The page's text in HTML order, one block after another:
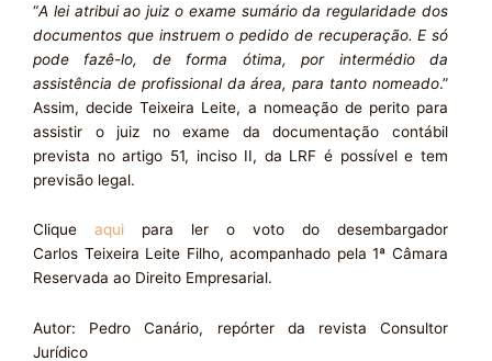
“A lei atribui ao juiz o exame sumário da regularidade dos
documentos que instruem o pedido de recuperação. E só
pode fazê-lo, de forma ótima, por intermédio da
assistência de profissional da área, para tanto nomeado.”
Assim, decide Teixeira Leite, a nomeação de perito para
assistir o juiz no exame da documentação contábil
prevista no artigo 51, inciso II, da LRF é possível e tem
previsão legal.
Clique aqui para ler o voto do desembargador
Carlos Teixeira Leite Filho, acompanhado pela 1ª Câmara
Reservada ao Direito Empresarial.
Autor: Pedro Canário, repórter da revista Consultor
Jurídico